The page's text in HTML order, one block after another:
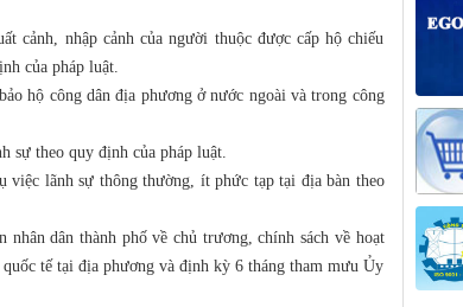
cảnh, nhập cảnh của người thuộc được cấp hộ chiếu
của pháp luật.
hộ công dân địa phương ở nước ngoài và trong công
sự theo quy định của pháp luật.
lãnh sự thông thường, ít phức tạp tại địa bàn theo
dân thành phố về chủ trương, chính sách về hoạt
tế tại địa phương và định kỳ 6 tháng tham mưu Ủy